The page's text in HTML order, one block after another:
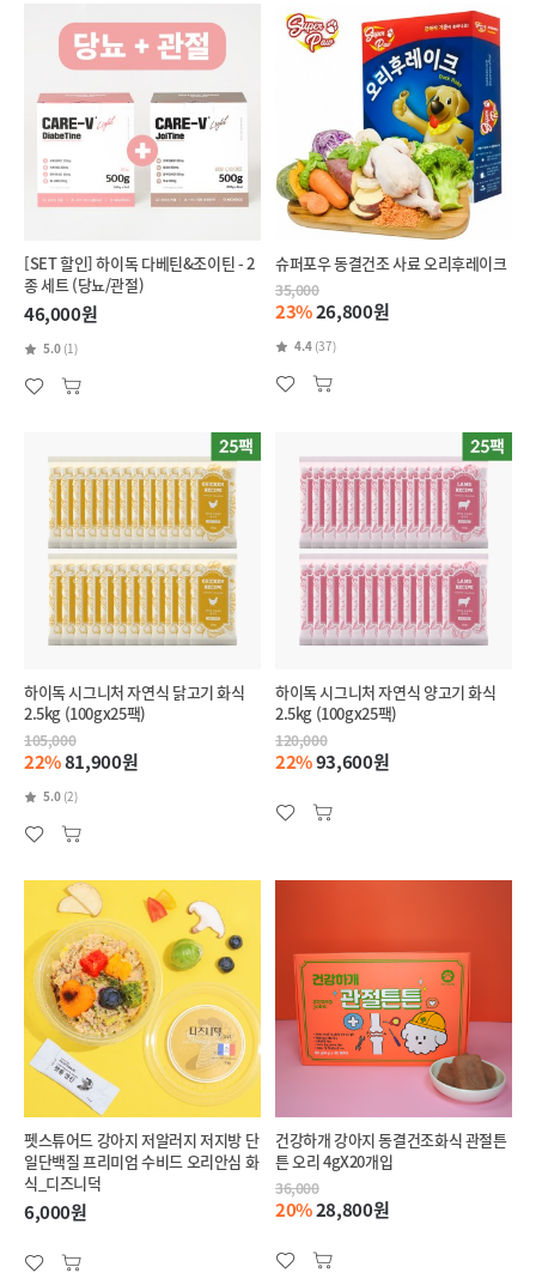
[SET 할인] 하이독 다베틴&조이틴 - 2
종 세트 (당뇨/관절)
46,000원
5.0 (1)
슈퍼포우 동결건조 사료 오리후레이크
35,000
23%26,800원
4.4 (37)
하이독 시그니처 자연식 닭고기 화식
2.5kg (100gx25팩)
105,000
22%81,900원
5.0 (2)
하이독 시그니처 자연식 양고기 화식
2.5kg (100gx25팩)
120,000
22%93,600원
펫스튜어드 강아지 저알러지 저지방 단
일단백질 프리미엄 수비드 오리안심 화
식_디즈니덕
6,000원
건강하개 강아지 동결건조화식 관절튼
튼 오리 4gX20개입
36,000
20%28,800원